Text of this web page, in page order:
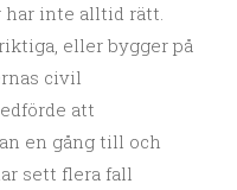
inte alltid rätt.
eller bygger på
civil
att
en gång till och
sett flera fall